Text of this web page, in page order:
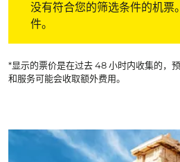
没有符合您的筛选条件的机票
件。
*显示的票价是在过去 48 小时内收集的，
和服务可能会收取额外费用。